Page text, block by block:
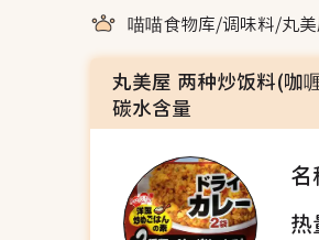
喵喵食物库/调味料/丸
丸美屋 两种炒饭料(咖
碳水含量
名
热